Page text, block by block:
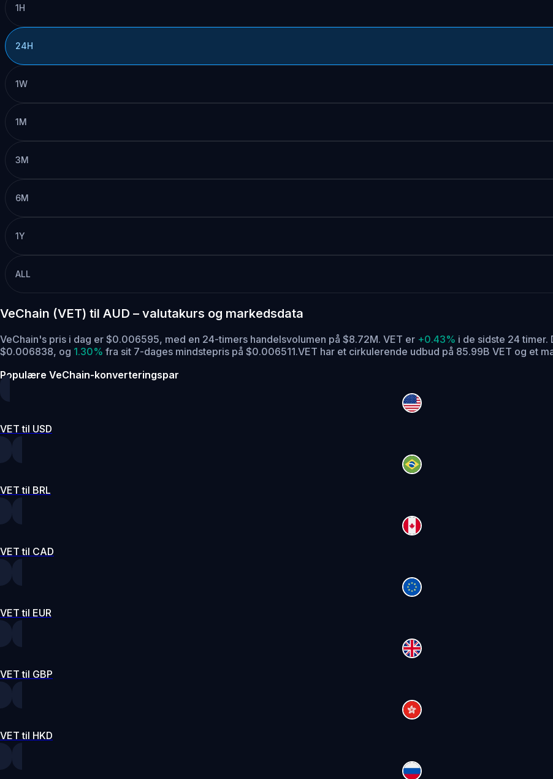
1H
24H
1W
1M
3M
6M
1Y
ALL
VeChain (VET) til AUD – valutakurs og markedsdata
VeChain's pris i dag er $0.006595, med en 24-timers handelsvolumen på $8.72M. VET er +0.43% i de sidste 24 timer.
$0.006838, og 1.30% fra sit 7-dages mindstepris på $0.006511.VET har et cirkulerende udbud på 85.99B VET og et
Populære VeChain-konverteringspar
VET til USD
VET til BRL
VET til CAD
VET til EUR
VET til GBP
VET til HKD